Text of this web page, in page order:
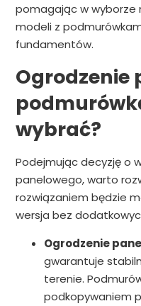
pomagając w wyborze
modeli z
fundamentów.
Ogrodzenie
wybrać?
Podejmując decyzję o
panelowego, warto
rozwiązaniem będzie
wersja bez
Ogrodzenie
gwarantuje
terenie.
podkopywaniem